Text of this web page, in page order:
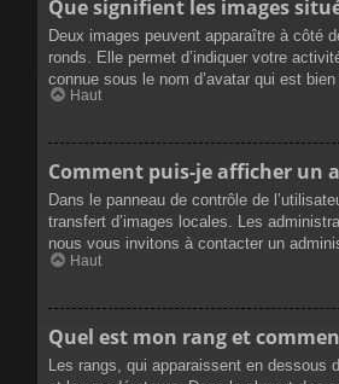
Que signifient les images
Deux images peuvent apparaître à côté
ronds. Elle permet d’indiquer votre
connue sous le nom d’avatar qui est
Haut
Comment puis-je afficher un
Dans le panneau de contrôle de
transfert d’images locales. Les
nous vous invitons à contacter un
Haut
Quel est mon rang et
Les rangs, qui apparaissent en